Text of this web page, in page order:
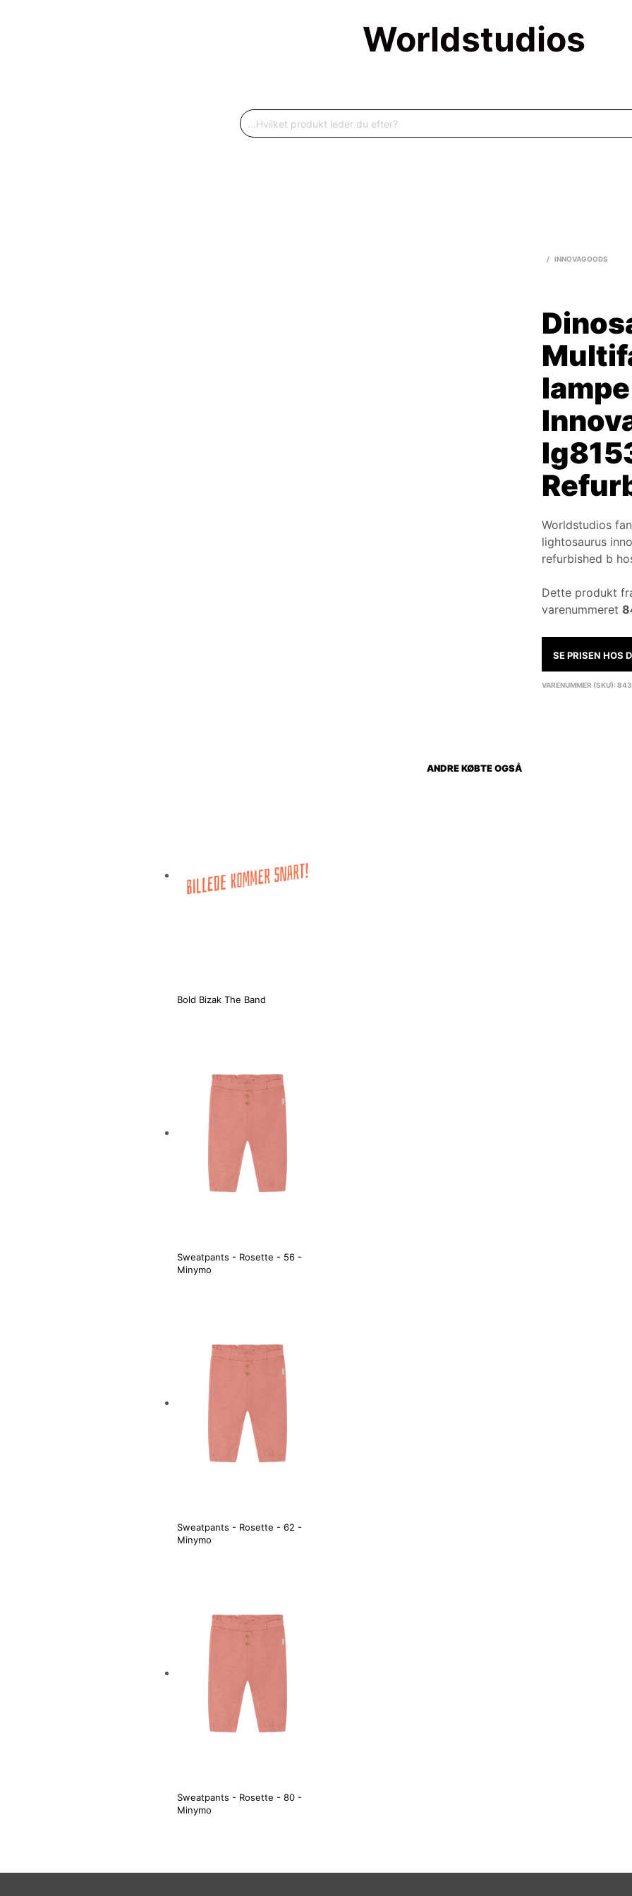
Worldstudios
/ INNOVAGOODS
Worldstudios
lightosaurus
refurbished b
Dette produkt
varenummeret
SE PRISEN HOS
VARENUMMER (SKU):
ANDRE KØBTE OGSÅ
Bold Bizak The Band
Sweatpants - Rosette - 56 -
Minymo
Sweatpants - Rosette - 62 -
Minymo
Sweatpants - Rosette - 80 -
Minymo